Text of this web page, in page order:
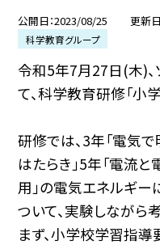
公開日 2023/08/25 更新日
科学教育グループ
令和5年7月27日(木)、
て、科学教育研修「小
研修では、3年「電気
はたらき」5年「電流
用」の電気エネルギ
ついて、実験しながら
まず、小学校学習指